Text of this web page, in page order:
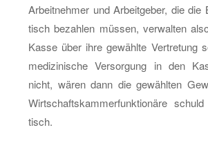
ten
Ar­beit­neh­mer und Ar­beit­ge­ber, die
tisch be­zah­len müs­sen, ver­wal­ten
Kasse über ihre ge­wähl­te Ver­tre­tung
me­di­zi­ni­sche Ver­sor­gung in den
nicht, wären dann die ge­wähl­ten
Wirt­schafts­kam­mer­funk­tio­nä­re
tisch.